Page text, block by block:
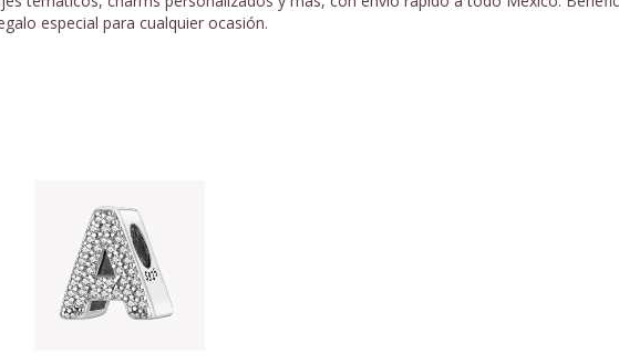
especial para cualquier ocasión.